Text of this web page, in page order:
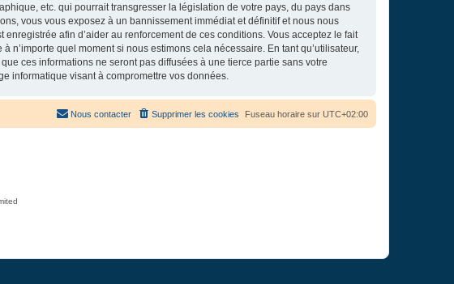
etc. qui pourrait transgresser la législation de votre pays, du pays dans
vous vous exposez à un bannissement immédiat et définitif et nous nous
afin d’aider au renforcement de ces conditions. Vous acceptez le fait
quel moment si nous estimons cela nécessaire. En tant qu’utilisateur,
ces informations ne seront pas diffusées à une tierce partie sans votre
informatique visant à compromettre vos données.
Fuseau horaire sur UTC+02:00
Supprimer les cookies
Nous contacter